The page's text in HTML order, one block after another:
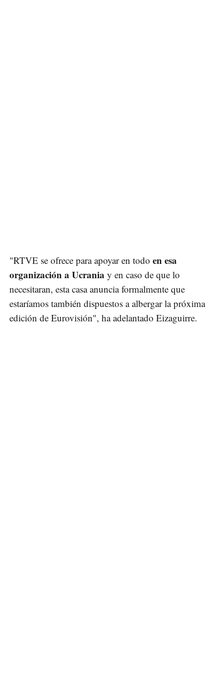
"RTVE se ofrece para apoyar en todo en esa
organización a Ucrania y en caso de que lo
necesitaran, esta casa anuncia formalmente que
estaríamos también dispuestos a albergar la próxima
edición de Eurovisión", ha adelantado Eizaguirre.